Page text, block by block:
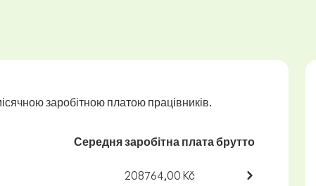
заробітною платою працівників.
Середня заробітна плата брутто
208764,00 Kč